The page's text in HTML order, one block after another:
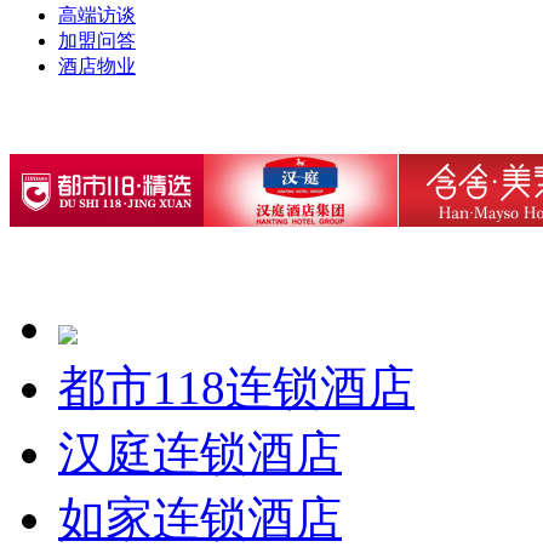
高端访谈
加盟问答
酒店物业
都市118连锁酒店
汉庭连锁酒店
如家连锁酒店